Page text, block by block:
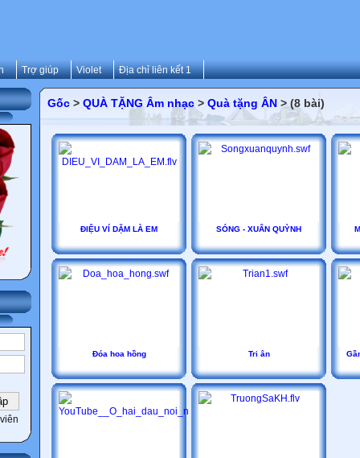
Trợ giúp Violet Địa chỉ liên kết 1
Gốc > QUÀ TẶNG Âm nhạc > Quà tặng ÂN > (8 bài)
ĐIỆU VÍ DẶM LÀ EM SÓNG - XUÂN QUỲNH
Đóa hoa hồng Tri ân